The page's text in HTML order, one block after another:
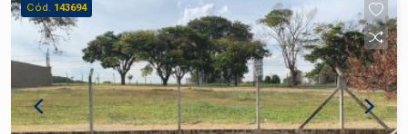
Cód. 143694